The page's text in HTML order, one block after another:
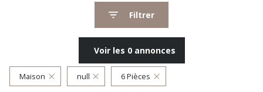
Filtrer
Voir les 0annonces
Maison null 6 Pièces